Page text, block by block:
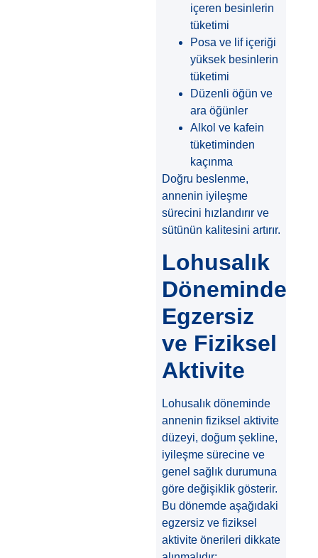
içeren besinlerin
tüketimi
Posa ve lif içeriği
yüksek besinlerin
tüketimi
Düzenli öğün ve
ara öğünler
Alkol ve kafein
tüketiminden
kaçınma
Doğru beslenme,
annenin iyileşme
sürecini hızlandırır ve
sütünün kalitesini artırır.
Lohusalık
Döneminde
Egzersiz
ve Fiziksel
Aktivite
Lohusalık döneminde
annenin fiziksel aktivite
düzeyi, doğum şekline,
iyileşme sürecine ve
genel sağlık durumuna
göre değişiklik gösterir.
Bu dönemde aşağıdaki
egzersiz ve fiziksel
aktivite önerileri dikkate